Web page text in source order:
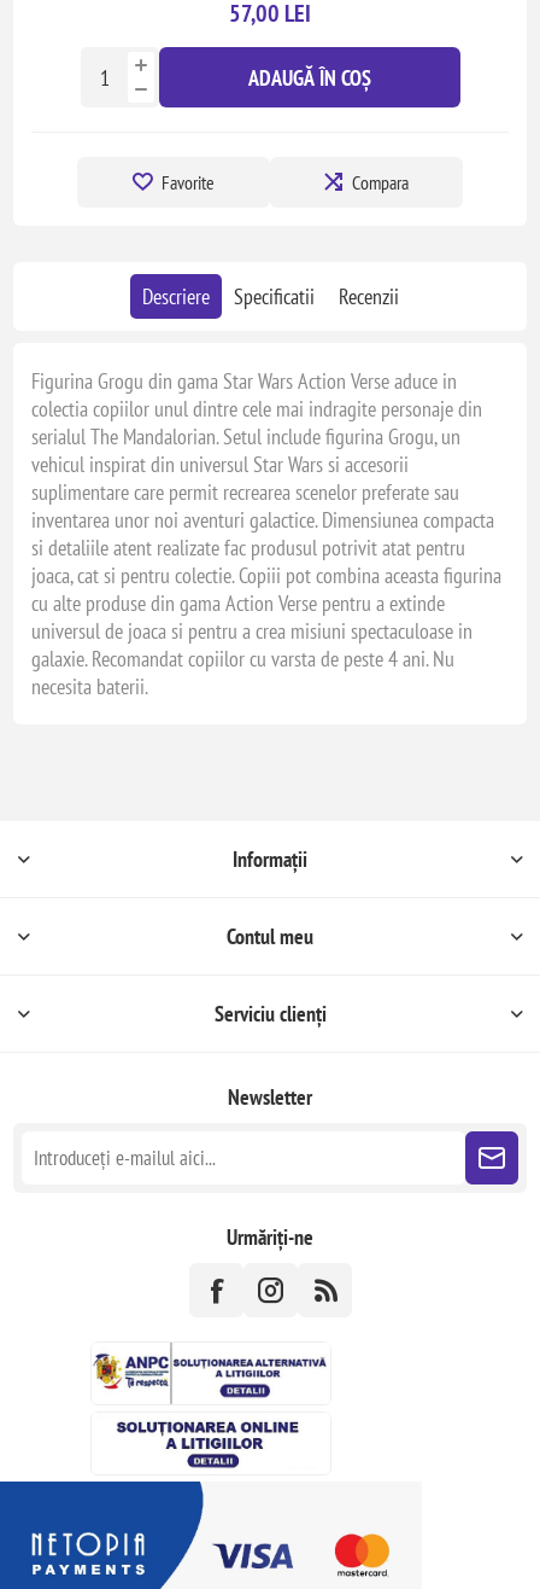
57,00 LEI
ADAUGĂ ÎN COȘ
Favorite Compara
Descriere Specificatii Recenzii
Figurina Grogu din gama Star Wars Action Verse aduce in
colectia copiilor unul dintre cele mai indragite personaje din
serialul The Mandalorian. Setul include figurina Grogu, un
vehicul inspirat din universul Star Wars si accesorii
suplimentare care permit recrearea scenelor preferate sau
inventarea unor noi aventuri galactice. Dimensiunea compacta
si detaliile atent realizate fac produsul potrivit atat pentru
joaca, cat si pentru colectie. Copiii pot combina aceasta figurina
cu alte produse din gama Action Verse pentru a extinde
universul de joaca si pentru a crea misiuni spectaculoase in
galaxie. Recomandat copiilor cu varsta de peste 4 ani. Nu
necesita baterii.
Informații
Contul meu
Serviciu clienți
Newsletter
Urmăriți-ne